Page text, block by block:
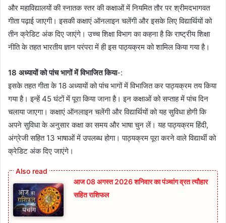
और महाविद्यालयों की स्नातक स्तर की कक्षाओं में नियमित तौर पर श्रीमदभागवत
गीता पढ़ाई जाएगी। इसकी कक्षाएं ऑनलाइन चलेंगी और इसके लिए विद्यार्थियों को
तीन क्रेडिट अंक दिए जाएंगे। उच्च शिक्षा विभाग का कहना है कि राष्ट्रीय शिक्षा
नीति के तहत भारतीय ज्ञान परंपरा में ही इस पाठ्यक्रम को शामिल किया गया है।
18 अध्यायों को पांच भागों में विभाजित किया-:
इसके तहत गीता के 18 अध्यायों को पांच भागों में विभाजित कर पाठ्यक्रम तय किया
गया है। इन्हें 45 घंटों में पूरा किया जाना है। इन कक्षाओं को सप्ताह में पांच दिन
चलाया जाएगा। कक्षाएं ऑनलाइन चलेंगी और विद्यार्थियों को यह सुविधा होगी कि
अपने सुविधा के अनुसार कक्षा का समय और भाषा चुन लें। यह पाठ्यक्रम हिंदी,
अंग्रेजी सहित 13 भाषाओं में उपलब्ध होगा। पाठ्यक्रम पूरा करने वाले विद्यार्थी को
क्रेडिट अंक दिए जाएंगे।
आज 08 अगस्त 2026‌ शनिवार का पंञ्चांग व्रत त्यौहार
सहित राशिफल